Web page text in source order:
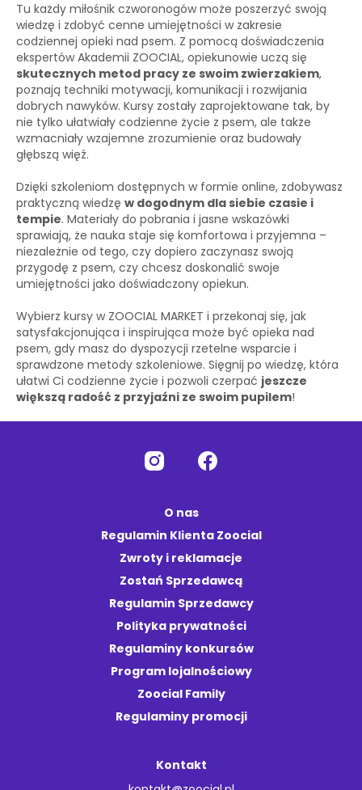
Tu każdy miłośnik czworonogów może poszerzyć swoją
wiedzę i zdobyć cenne umiejętności w zakresie
codziennej opieki nad psem. Z pomocą doświadczenia
ekspertów Akademii ZOOCIAL, opiekunowie uczą się
skutecznych metod pracy ze swoim zwierzakiem,
poznają techniki motywacji, komunikacji i rozwijania
dobrych nawyków. Kursy zostały zaprojektowane tak, by
nie tylko ułatwiały codzienne życie z psem, ale także
wzmacniały wzajemne zrozumienie oraz budowały
głębszą więź.
Dzięki szkoleniom dostępnych w formie online, zdobywasz
praktyczną wiedzę w dogodnym dla siebie czasie i
tempie. Materiały do pobrania i jasne wskazówki
sprawiają, że nauka staje się komfortowa i przyjemna –
niezależnie od tego, czy dopiero zaczynasz swoją
przygodę z psem, czy chcesz doskonalić swoje
umiejętności jako doświadczony opiekun.
Wybierz kursy w ZOOCIAL MARKET i przekonaj się, jak
satysfakcjonująca i inspirująca może być opieka nad
psem, gdy masz do dyspozycji rzetelne wsparcie i
sprawdzone metody szkoleniowe. Sięgnij po wiedzę, która
ułatwi Ci codzienne życie i pozwoli czerpać jeszcze
większą radość z przyjaźni ze swoim pupilem!
O nas
Regulamin Klienta Zoocial
Zwroty i reklamacje
Zostań Sprzedawcą
Regulamin Sprzedawcy
Polityka prywatności
Regulaminy konkursów
Program lojalnościowy
Zoocial Family
Regulaminy promocji
Kontakt